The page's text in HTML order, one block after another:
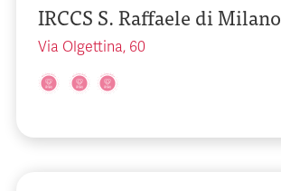
IRCCS S. Raffaele di Milano
Via Olgettina, 60